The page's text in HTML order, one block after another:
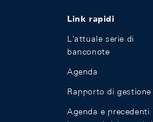
Link rapidi
L'attuale serie di
banconote
Agenda
Rapporto di gestione
Agenda e precedenti